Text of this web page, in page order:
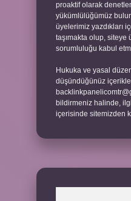
proaktif olarak
yükümlülüğümüz
üyelerimiz yazdıkları
taşımakta olup, siteye
sorumluluğu kabul
Hukuka ve yasal
düşündüğünüz
bildirmeniz halinde,
içerisinde sitemizden